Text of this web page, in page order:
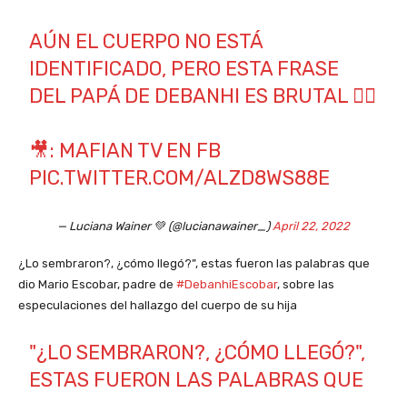
AÚN EL CUERPO NO ESTÁ
IDENTIFICADO, PERO ESTA FRASE
DEL PAPÁ DE DEBANHI ES BRUTAL 👇🏼
🎥: MAFIAN TV EN FB
PIC.TWITTER.COM/ALZD8WS88E
— Luciana Wainer 💚 (@lucianawainer_)April 22, 2022
¿Lo sembraron?, ¿cómo llegó?”, estas fueron las palabras que
dio Mario Escobar, padre de #DebanhiEscobar, sobre las
especulaciones del hallazgo del cuerpo de su hija
"¿LO SEMBRARON?, ¿CÓMO LLEGÓ?",
ESTAS FUERON LAS PALABRAS QUE